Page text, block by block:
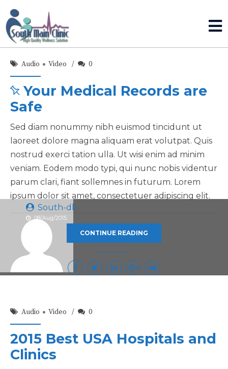
South-dll
08/Aug/2015
Audio Video 0
Your Medical Records are
Safe
Sed diam nonummy nibh euismod tincidunt ut
laoreet dolore magna aliquam erat volutpat. Quis
nostrud exerci tation ulla. Ut wisi enim ad minim
veniam. Eodem modo typi, qui nunc nobis videntur
parum clari, fiant sollemnes in futurum. Lorem
ipsum dolor sit amet, consectetuer adipiscing elit.
CONTINUE READING
Audio Video 0
2015 Best USA Hospitals and
Clinics